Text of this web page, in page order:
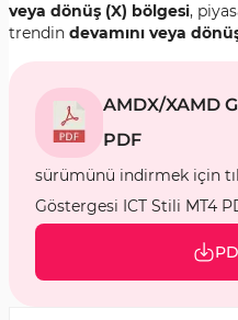
veya dönüş (X) bölgesi,
trendin devamını veya
AMDX/XAMD
PDF
sürümünü indirmek için
Göstergesi ICT Stili MT4